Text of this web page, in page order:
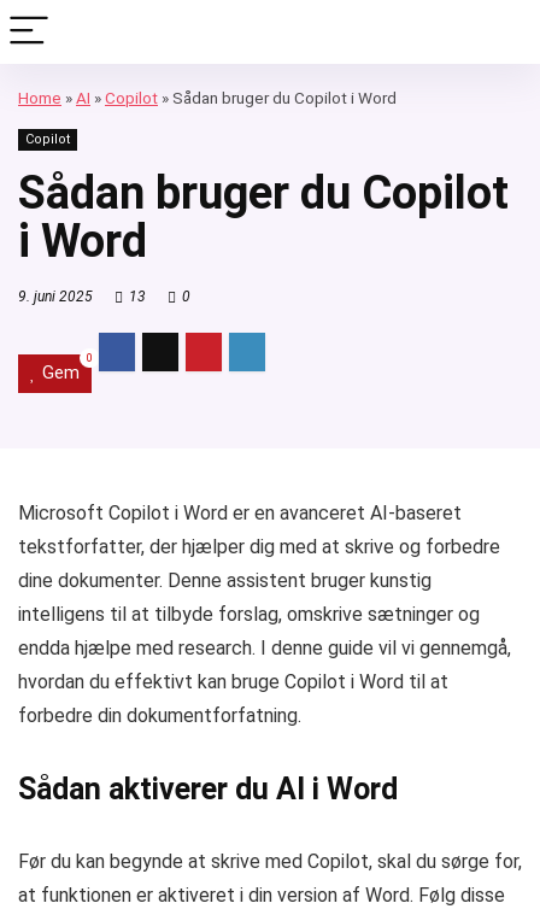
Home »AI »Copilot »Sådan bruger du Copilot i Word
Copilot
Sådan bruger du Copilot
i Word
9. juni 2025 13 0
Gem
0
Microsoft Copilot i Word er en avanceret AI-baseret
tekstforfatter, der hjælper dig med at skrive og forbedre
dine dokumenter. Denne assistent bruger kunstig
intelligens til at tilbyde forslag, omskrive sætninger og
endda hjælpe med research. I denne guide vil vi gennemgå,
hvordan du effektivt kan bruge Copilot i Word til at
forbedre din dokumentforfatning.
Sådan aktiverer du AI i Word
Før du kan begynde at skrive med Copilot, skal du sørge for,
at funktionen er aktiveret i din version af Word. Følg disse